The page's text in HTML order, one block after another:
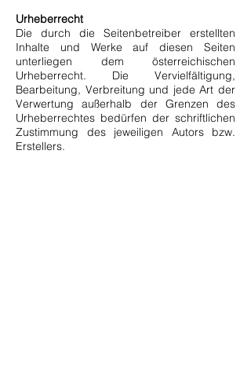
Urheberrecht
Die durch die Seitenbetreiber erstellten
Inhalte und Werke auf diesen Seiten
unterliegen dem österreichischen
Urheberrecht. Die Vervielfältigung,
Bearbeitung, Verbreitung und jede Art der
Verwertung außerhalb der Grenzen des
Urheberrechtes bedürfen der schriftlichen
Zustimmung des jeweiligen Autors bzw.
Erstellers.